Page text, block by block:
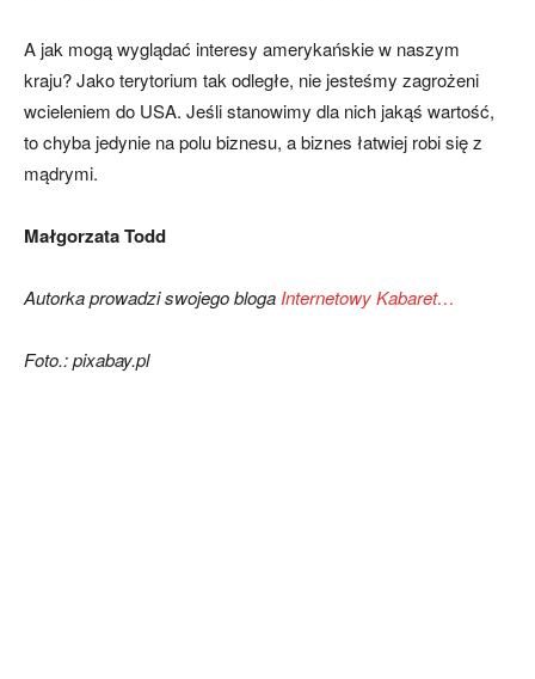
A jak mogą wyglądać interesy amerykańskie w naszym
kraju? Jako terytorium tak odległe, nie jesteśmy zagrożeni
wcieleniem do USA. Jeśli stanowimy dla nich jakąś wartość,
to chyba jedynie na polu biznesu, a biznes łatwiej robi się z
mądrymi.
Małgorzata Todd
Autorka prowadzi swojego bloga Internetowy Kabaret…
Foto.: pixabay.pl